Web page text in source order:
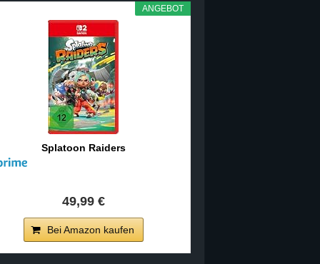
ANGEBOT
Splatoon Raiders
49,99 €
Bei Amazon kaufen